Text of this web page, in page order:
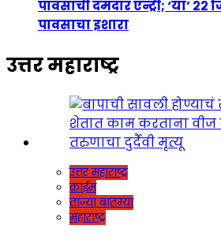
पावसाची दमदार एन्ट्री; ‘या’ २२
पावसाचा इशारा
उत्तर महाराष्ट्र
उत्तर महाराष्ट्र
क्राईम
ताज्या बातम्या
महाराष्ट्र